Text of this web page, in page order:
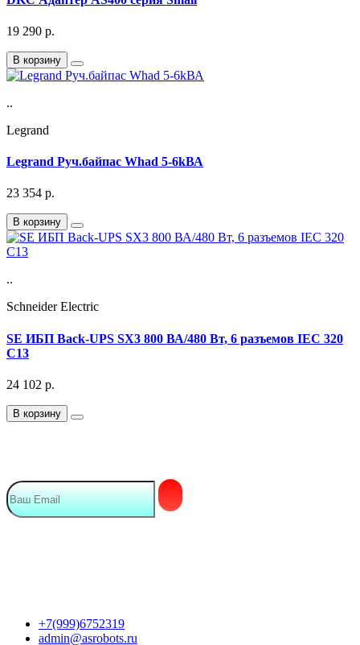
19 290 р.
В корзину
..
Legrand
Legrand Руч.байпас Whad 5-6kВА
23 354 р.
В корзину
..
Schneider Electric
SE ИБП Back-UPS SX3 800 ВА/480 Вт, 6 разъемов IEC 320
С13
24 102 р.
В корзину
+7(999)6752319
admin@asrobots.ru